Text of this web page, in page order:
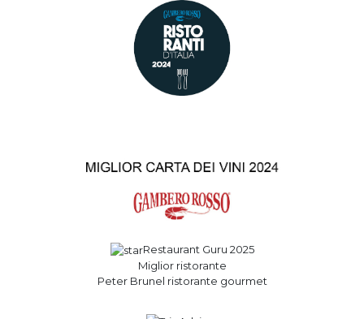
Restaurant Guru 2025
Miglior ristorante
Peter Brunel ristorante gourmet